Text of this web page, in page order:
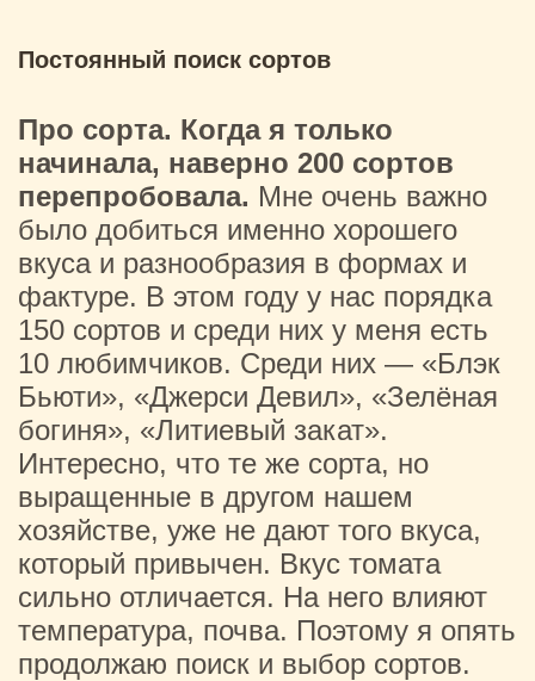
Постоянный поиск сортов
Про сорта. Когда я только
начинала, наверно 200 сортов
перепробовала. Мне очень важно
было добиться именно хорошего
вкуса и разнообразия в формах и
фактуре. В этом году у нас порядка
150 сортов и среди них у меня есть
10 любимчиков. Среди них — «Блэк
Бьюти», «Джерси Девил», «Зелёная
богиня», «Литиевый закат».
Интересно, что те же сорта, но
выращенные в другом нашем
хозяйстве, уже не дают того вкуса,
который привычен. Вкус томата
сильно отличается. На него влияют
температура, почва. Поэтому я опять
продолжаю поиск и выбор сортов.